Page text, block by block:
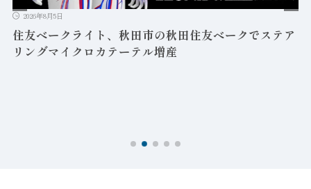
2026年8月5日
住友ベークライト、秋田市の秋田住友ベークでステア
リングマイクロカテーテル増産